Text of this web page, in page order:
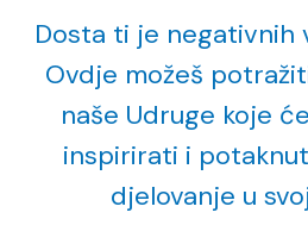
Dosta ti je negativnih
Ovdje možeš
naše Udruge koje
inspirirati i
djelovanje u